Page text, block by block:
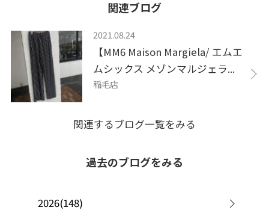
関連ブログ
2021.08.24
【MM6 Maison Margiela/ エムエ
ムシックス メゾンマルジェラ...
稲毛店
関連するブログ一覧をみる
過去のブログをみる
2026(148)